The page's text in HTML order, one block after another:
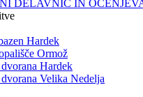
DELAVNIC IN
Hardek
Ormož
Hardek
Velika Nedelja